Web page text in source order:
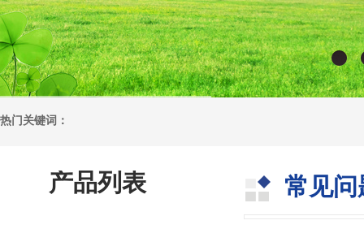
热门关键词：
产品列表 常见问